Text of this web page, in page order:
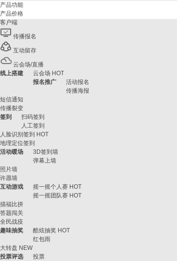
产品功能
产品价格
客户端
传播报名
互动留存
云会场/直播
线上搭建
云会场 HOT
报名推广
活动报名
传播海报
短信通知
传播裂变
签到
扫码签到
人工签到
人脸识别签到 HOT
地理定位签到
活动暖场
3D签到墙
弹幕上墙
照片墙
许愿墙
互动游戏
摇一摇个人赛 HOT
摇一摇团队赛 HOT
描福比拼
答题闯关
全民战疫
趣味抽奖
酷炫抽奖 HOT
红包雨
大转盘 NEW
投票评选
投票